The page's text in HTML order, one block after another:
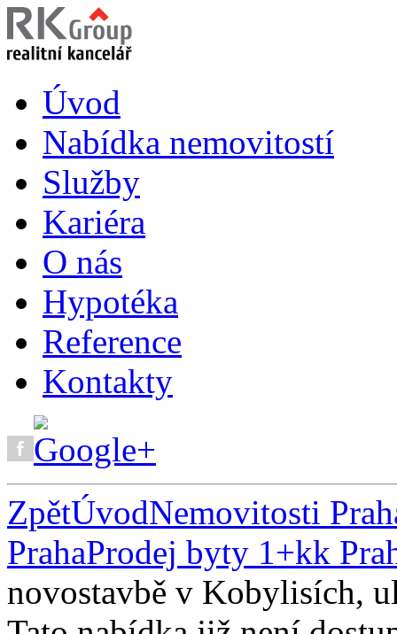
Úvod
Nabídka nemovitostí
Služby
Kariéra
O nás
Hypotéka
Reference
Kontakty
ZpětÚvodNemovitosti
PrahaProdej byty 1+kk
novostavbě v Kobylisích,